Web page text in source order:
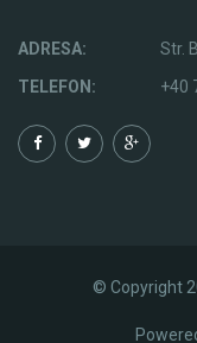
ADRESA:
Str.
TELEFON:
+40
© Copyright